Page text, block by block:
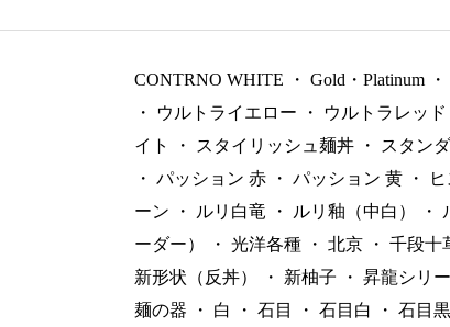
CONTRNO WHITE ・ Gold・Platinum ・
・
ウルトライエロー ・ ウルトラレッド
イト
・ スタイリッシュ麺丼 ・ スタン
・ パッション 赤 ・ パッション 黄 ・
ーン
・ ルリ白竜 ・ ルリ釉（中白） ・
ーダー）
・ 光洋各種 ・ 北京 ・ 千段十
新形状（反丼）
・ 新柚子 ・ 昇龍シリ
麺の器
・ 白 ・ 石目 ・ 石目白 ・ 石目